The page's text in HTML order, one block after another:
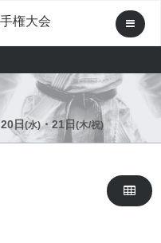
権大会
日(水)・21日(木/祝)